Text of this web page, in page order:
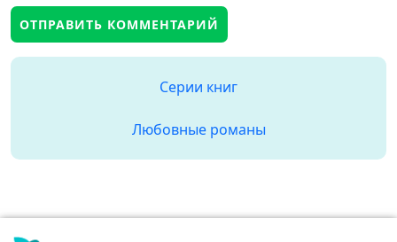
Серии книг
Любовные романы